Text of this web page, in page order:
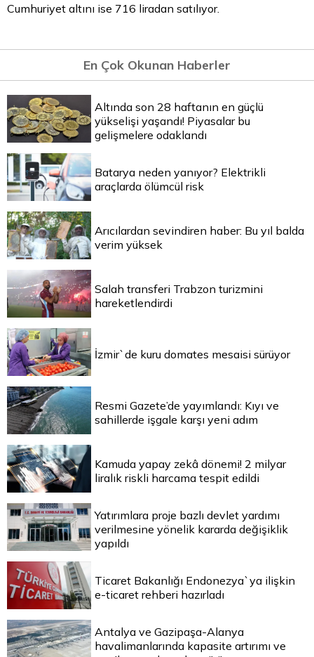
Cumhuriyet altını ise 716 liradan satılıyor.
En Çok Okunan Haberler
Altında son 28 haftanın en güçlü
yükselişi yaşandı! Piyasalar bu
gelişmelere odaklandı
Batarya neden yanıyor? Elektrikli
araçlarda ölümcül risk
Arıcılardan sevindiren haber: Bu yıl balda
verim yüksek
Salah transferi Trabzon turizmini
hareketlendirdi
İzmir`de kuru domates mesaisi sürüyor
Resmi Gazete’de yayımlandı: Kıyı ve
sahillerde işgale karşı yeni adım
Kamuda yapay zekâ dönemi! 2 milyar
liralık riskli harcama tespit edildi
Yatırımlara proje bazlı devlet yardımı
verilmesine yönelik kararda değişiklik
yapıldı
Ticaret Bakanlığı Endonezya`ya ilişkin
e-ticaret rehberi hazırladı
Antalya ve Gazipaşa-Alanya
havalimanlarında kapasite artırımı ve